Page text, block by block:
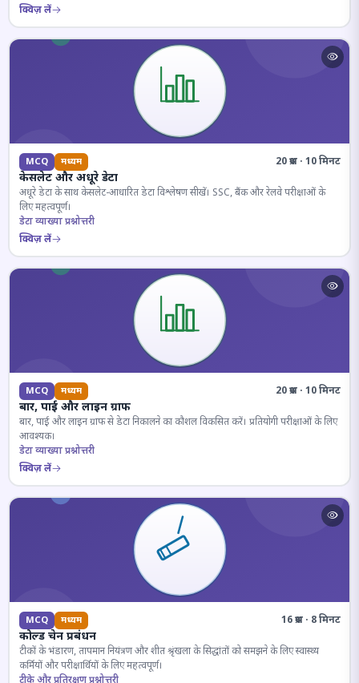
क्विज़ लें
MCQ मध्यम 20 प्रश्न · 10 मिनट
केसलेट और अधूरे डेटा
अधूरे डेटा के साथ केसलेट-आधारित डेटा विश्लेषण सीखें। SSC, बैंक और रेलवे परीक्षाओं के
लिए महत्वपूर्ण।
डेटा व्याख्या प्रश्नोत्तरी
क्विज़ लें
MCQ मध्यम 20 प्रश्न · 10 मिनट
बार, पाई और लाइन ग्राफ
बार, पाई और लाइन ग्राफ से डेटा निकालने का कौशल विकसित करें। प्रतियोगी परीक्षाओं के लिए
आवश्यक।
डेटा व्याख्या प्रश्नोत्तरी
क्विज़ लें
MCQ मध्यम 16 प्रश्न · 8 मिनट
कोल्ड चेन प्रबंधन
टीकों के भंडारण, तापमान नियंत्रण और शीत श्रृंखला के सिद्धांतों को समझने के लिए स्वास्थ्य
कर्मियों और परीक्षार्थियों के लिए महत्वपूर्ण।
टीके और प्रतिरक्षण प्रश्नोत्तरी